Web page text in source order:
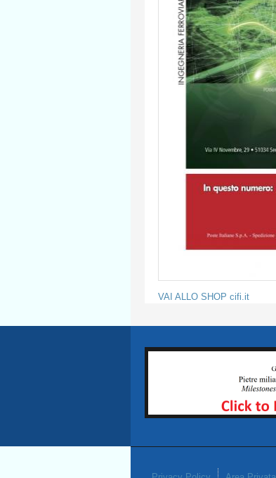
VAI ALLO SHOP cifi.it